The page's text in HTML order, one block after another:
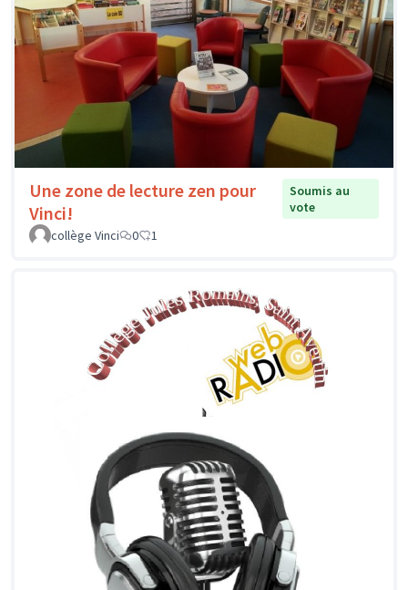
Une zone de lecture zen pour
Vinci!
Soumis au
vote
collège Vinci
0 1